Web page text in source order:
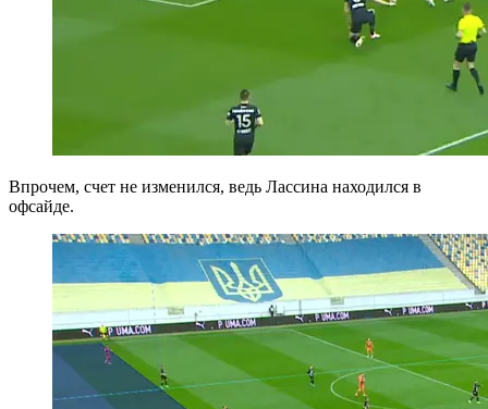
Впрочем, счет не изменился, ведь Лассина находился в
офсайде.